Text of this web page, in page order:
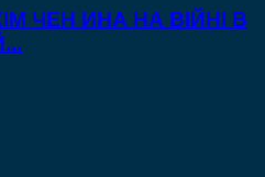
ЧЕН ИНА НА ВІЙНІ В